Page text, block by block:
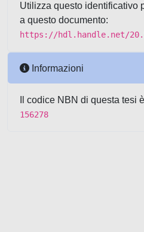
Utilizza questo identificativo
a questo documento:
https://hdl.handle.net/
Informazioni
Il codice NBN di questa tesi è
156278